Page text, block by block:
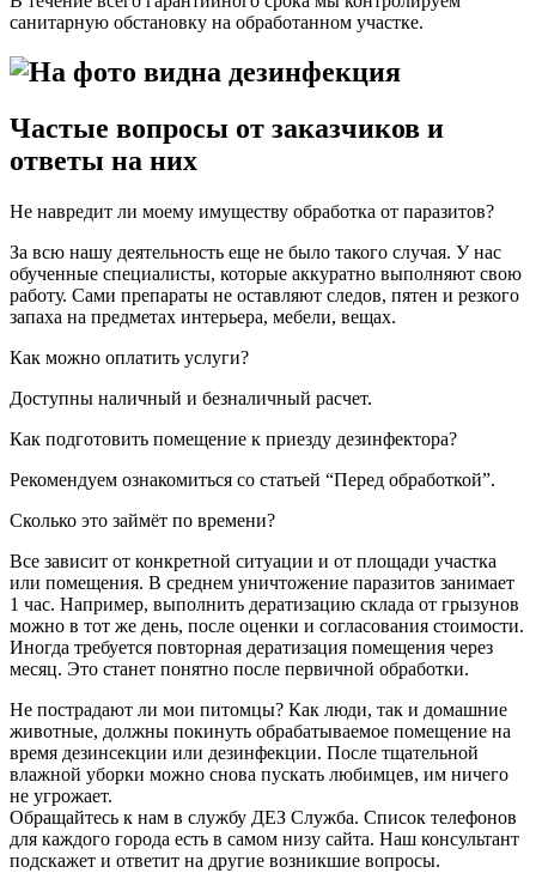
санитарную обстановку на обработанном участке.
Частые вопросы от заказчиков и
ответы на них
Не навредит ли моему имуществу обработка от паразитов?
За всю нашу деятельность еще не было такого случая. У нас
обученные специалисты, которые аккуратно выполняют свою
работу. Сами препараты не оставляют следов, пятен и резкого
запаха на предметах интерьера, мебели, вещах.
Как можно оплатить услуги?
Доступны наличный и безналичный расчет.
Как подготовить помещение к приезду дезинфектора?
Рекомендуем ознакомиться со статьей “Перед обработкой”.
Сколько это займёт по времени?
Все зависит от конкретной ситуации и от площади участка
или помещения. В среднем уничтожение паразитов занимает
1 час. Например, выполнить дератизацию склада от грызунов
можно в тот же день, после оценки и согласования стоимости.
Иногда требуется повторная дератизация помещения через
месяц. Это станет понятно после первичной обработки.
Не пострадают ли мои питомцы? Как люди, так и домашние
животные, должны покинуть обрабатываемое помещение на
время дезинсекции или дезинфекции. После тщательной
влажной уборки можно снова пускать любимцев, им ничего
не угрожает.
Обращайтесь к нам в службу ДЕЗ Служба. Список телефонов
для каждого города есть в самом низу сайта. Наш консультант
подскажет и ответит на другие возникшие вопросы.